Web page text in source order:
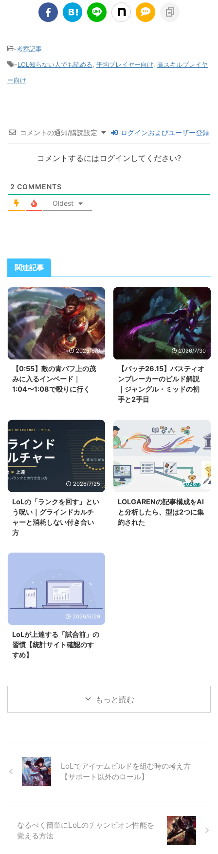
-考察記事
-LOL知らない人でも読める 平均プレイヤー向け 高スキルプレイヤ
ー向け
コメントの通知/購読設定 ログインおよびユーザー登録
コメントするにはログインしてください?
2 COMMENTS
Oldest
関連記事
2026/8/8
【0:55】敵の青バフ上の茂
みに入るインベード｜
1:04〜1:08で殴りに行く
2026/7/30
【パッチ26.15】バスティオ
ンブレーカーのビルド解説
｜ジャングル・ミッドの初
手と2手目
2026/7/25
LoLの「ランクを回す」とい
う呪い｜グラインドカルチ
ャーと消耗しない付き合い
方
2026/7/7
LOLGARENの記事構成をAI
と分析したら、型は2つに集
約された
2026/6/29
LoLが上達する「試合前」の
習慣【統計サイト確認のす
すめ】
もっと読む
LoLでアイテムビルドを組む時の考え方
【サポート以外のロール】
なるべく簡単にLoLのチャンピオン性能を
覚える方法